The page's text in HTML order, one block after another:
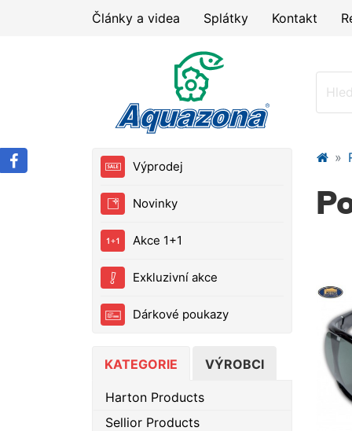
Články a videa Splátky Kontakt
Výprodej
Novinky
Akce 1+1
Exkluzivní akce
Dárkové poukazy
KATEGORIE VÝROBCI
Harton Products
Sellior Products